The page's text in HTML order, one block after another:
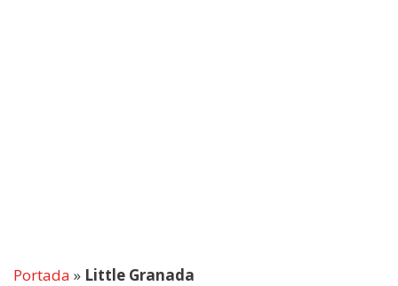
Portada » Little Granada